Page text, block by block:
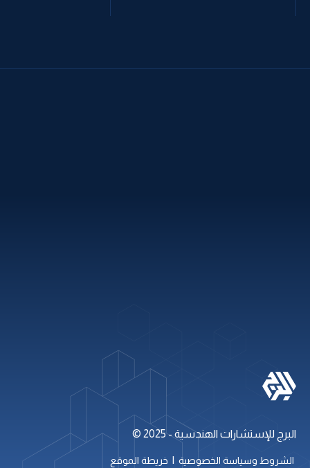
تابعنا على
البرج للإستشارات الهندسية - 2025 ©
الشروط وسياسة الخصوصية | خريطة الموقع